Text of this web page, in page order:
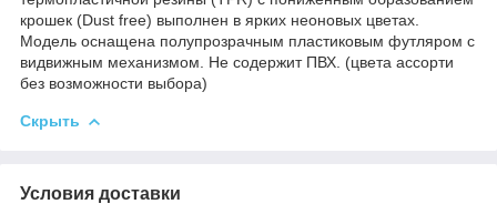
крошек (Dust free) выполнен в ярких неоновых цветах.
Модель оснащена полупрозрачным пластиковым футляром с
видвижным механизмом. Не содержит ПВХ. (цвета ассорти
без возможности выбора)
Скрыть
Условия доставки